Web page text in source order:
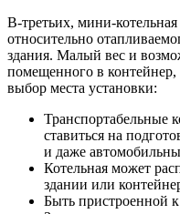
В-третьих, мини-
относительно
здания. Малый вес и
помещенного в
выбор места установки:
Транспортабельные
ставиться на
и даже
Котельная может
здании или
Быть пристроенной